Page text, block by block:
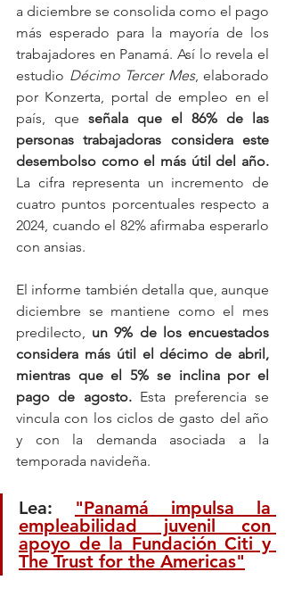
a diciembre se consolida como el pago
más esperado para la mayoría de los
trabajadores en Panamá. Así lo revela el
estudio Décimo Tercer Mes, elaborado
por Konzerta, portal de empleo en el
país, que señala que el 86% de las
personas trabajadoras considera este
desembolso como el más útil del año.
La cifra representa un incremento de
cuatro puntos porcentuales respecto a
2024, cuando el 82% afirmaba esperarlo
con ansias.
El informe también detalla que, aunque
diciembre se mantiene como el mes
predilecto, un 9% de los encuestados
considera más útil el décimo de abril,
mientras que el 5% se inclina por el
pago de agosto. Esta preferencia se
vincula con los ciclos de gasto del año
y con la demanda asociada a la
temporada navideña.
Lea: "Panamá impulsa la
empleabilidad juvenil con
apoyo de la Fundación Citi y
The Trust for the Americas"